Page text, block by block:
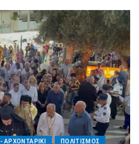
ΑΡΧΟΝΤΑΡΙΚΙ ΠΟΛΙΤΙΣΜΟΣ